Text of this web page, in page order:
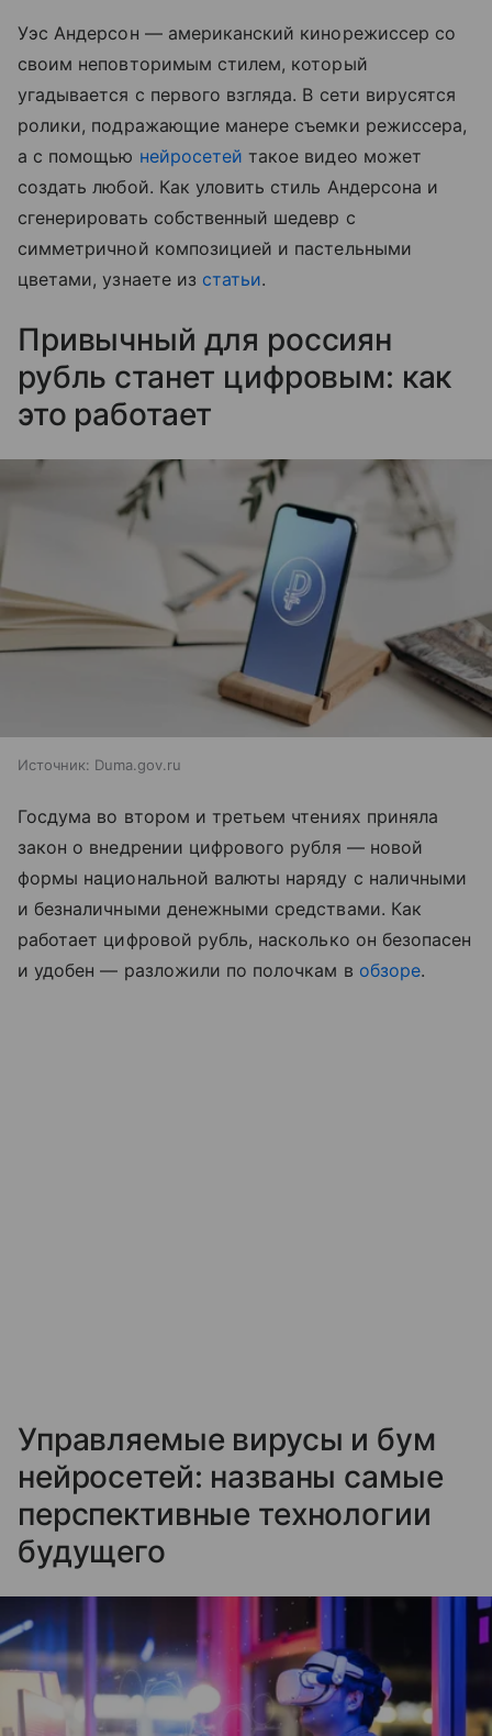
Уэс Андерсон — американский кинорежиссер со
своим неповторимым стилем, который
угадывается с первого взгляда. В сети вирусятся
ролики, подражающие манере съемки режиссера,
а с помощью нейросетей такое видео может
создать любой. Как уловить стиль Андерсона и
сгенерировать собственный шедевр с
симметричной композицией и пастельными
цветами, узнаете из статьи.
Привычный для россиян
рубль станет цифровым: как
это работает
Источник: Duma.gov.ru
Госдума во втором и третьем чтениях приняла
закон о внедрении цифрового рубля — новой
формы национальной валюты наряду с наличными
и безналичными денежными средствами. Как
работает цифровой рубль, насколько он безопасен
и удобен — разложили по полочкам в обзоре.
Управляемые вирусы и бум
нейросетей: названы самые
перспективные технологии
будущего